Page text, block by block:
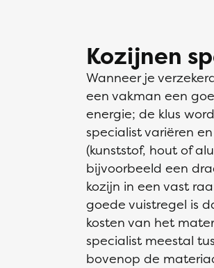
Kozijnen
Wanneer je
een vakman een
energie; de klus
specialist variëren
(kunststof, hout of
bijvoorbeeld een
kozijn in een vast
goede vuistregel is
kosten van het
specialist meestal
bovenop de